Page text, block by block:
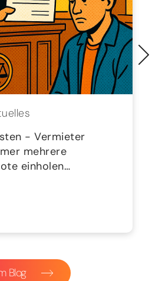
- Vermieter
mehrere
einholen…
Blog